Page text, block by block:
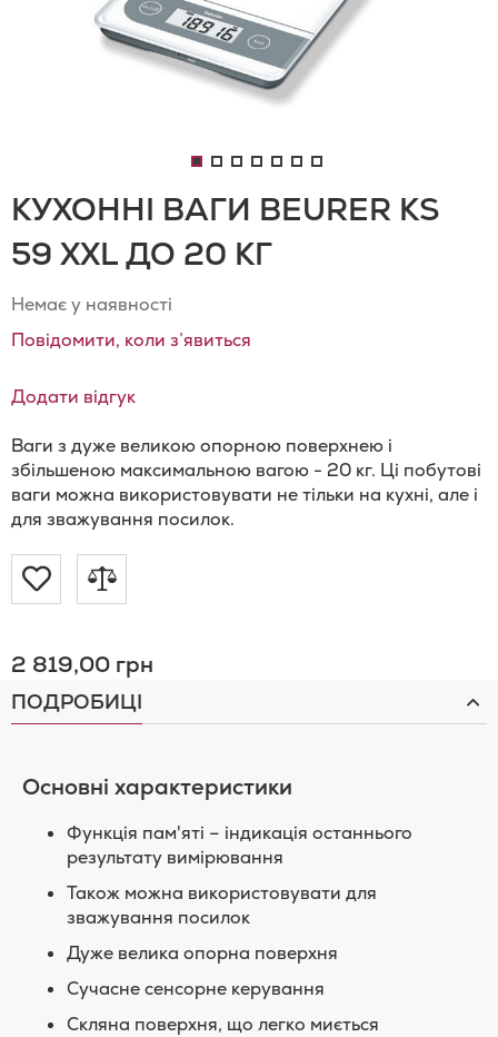
КУХОННІ ВАГИ BEURER KS
59 XXL ДО 20 КГ
Немає у наявності
Повідомити, коли з’явиться
Додати відгук
Ваги з дуже великою опорною поверхнею і
збільшеною максимальною вагою - 20 кг. Ці побутові
ваги можна використовувати не тільки на кухні, але і
для зважування посилок.
Додати
Списку
Бажань
Додати
порівняння
2 819,00 грн
ПОДРОБИЦІ
Основні характеристики
Функція пам'яті – індикація останнього
результату вимірювання
Також можна використовувати для
зважування посилок
Дуже велика опорна поверхня
Сучасне сенсорне керування
Скляна поверхня, що легко миється